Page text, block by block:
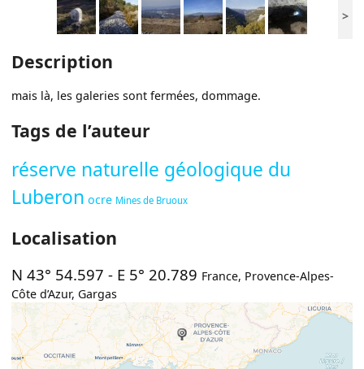
>
Description
mais là, les galeries sont fermées, dommage.
Tags de l’auteur
réserve naturelle géologique du
Luberon ocre Mines de Bruoux
Localisation
N 43° 54.597 - E 5° 20.789 France, Provence-Alpes-
Côte d’Azur, Gargas